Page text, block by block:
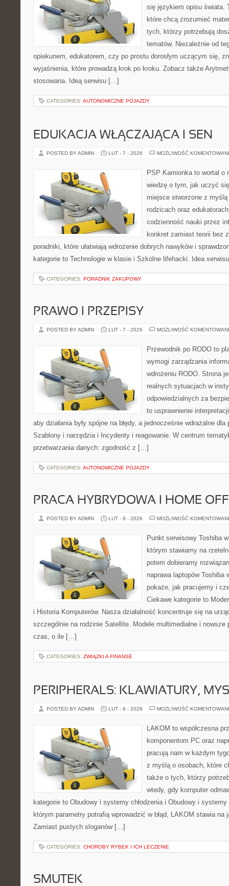
się językiem opisu świata.
które chcą zrozumieć
tych, którzy potrzebują
tematów. Niezależnie od
opiekunem, edukatorem, czy po prostu dorosłym uczącym się,
wyjaśnienia, które prowadzą krok po kroku. Zobacz także
stosowana. Ideą serwisu […]
CATEGORIES: AUTONOMICZNE POJAZDY
EDUKACJA WŁĄCZAJĄCA I SEN
POSTED BY ADMIN LUT - 7 - 2026 MOŻLIWOŚĆ
PSP Kamionka to wortal o
wiedzę o tym, jak uczyć
miejsce stworzone z
rodzicach oraz
codzienność nauki przez
konkret zamiast teorii bez
poradniki, które ułatwiają wdrożenie dobrych nawyków i
kategorie to Technologie w klasie i Szkolne lifehacki. Idea
CATEGORIES: PORADNIK ZAKUPOWY
PRAWO I PRZEPISY
POSTED BY ADMIN LUT - 7 - 2026 MOŻLIWOŚĆ
Przewodnik po RODO to
wymogi zarządzania
wdrożeniu RODO. Strona
realnych sytuacjach w
odpowiedzialnych za
to usprawnienie
aby działania były spójne na błędy, a jednocześnie wdrażalne
Szablony i narzędzia i Incydenty i reagowanie. W centrum
przetwarzania danych: zgodność z […]
CATEGORIES: AUTONOMICZNE POJAZDY
PRACA HYBRYDOWA I HOME
POSTED BY ADMIN LUT - 6 - 2026 MOŻLIWOŚĆ
Punkt serwisowy Toshiba
którym stawiamy na
potem dobieramy
naprawa laptopów Toshiba
pokaże, jak pracujemy i
Ciekawe kategorie to
i Historia Komputerów. Nasza działalność koncentruje się na
szczególnie na rodzinie Satellite. Modele multimedialne i nowsze
czas, o ile […]
CATEGORIES: ZWIĄZKI A FINANSE
PERIPHERALS: KLAWIATURY,
POSTED BY ADMIN LUT - 6 - 2026 MOŻLIWOŚĆ
LAKOM to współczesna
komponentom PC oraz
pracują nam w każdym
z myślą o osobach, które
także o tych, którzy
wtedy, gdy komputer
kategorie to Obudowy i systemy chłodzenia i Obudowy i
którym parametry potrafią wprowadzić w błąd, LAKOM stawia na
Zamiast pustych sloganów […]
CATEGORIES: CHOROBY RYBEK I ICH LECZENIE
SMUTEK